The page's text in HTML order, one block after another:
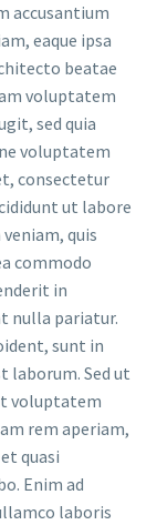
accusantium
eaque ipsa
beatae
voluptatem
sed quia
voluptatem
consectetur
ut labore
quis
commodo
in
nulla pariatur.
sunt in
laborum. Sed ut
voluptatem
rem aperiam,
quasi
Enim ad
laboris